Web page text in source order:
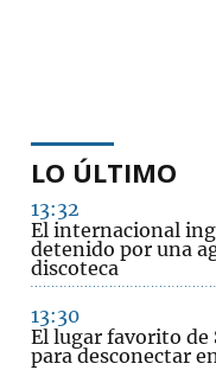
LO ÚLTIMO
13:32
El internacional
detenido por una
discoteca
13:30
El lugar favorito
para desconectar